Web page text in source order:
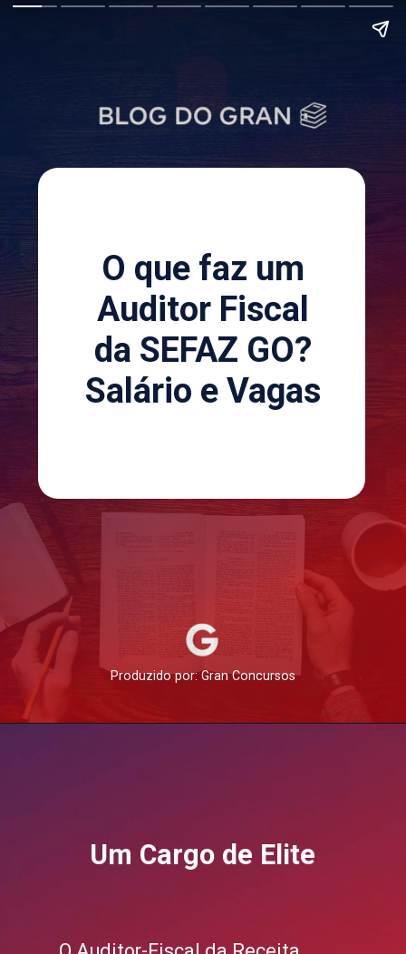
Produzido por: Gran Concursos
O que faz um
Auditor Fiscal
da SEFAZ GO?
Salário e Vagas
Um Cargo de Elite